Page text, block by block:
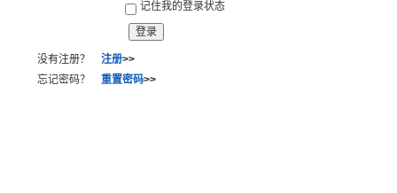
记住我的登录状态
没有注册？ 注册>>
忘记密码？ 重置密码>>